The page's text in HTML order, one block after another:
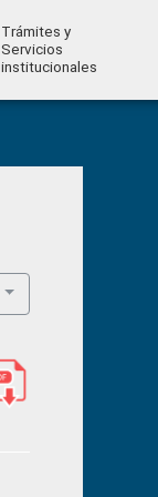
Trámites y
Servicios
institucionales